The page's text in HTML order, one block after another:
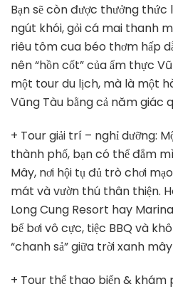
Bạn sẽ còn được thưởng thức
ngút khói, gỏi cá mai thanh
riêu tôm cua béo thơm hấp
nên “hồn cốt” của ẩm thực
một tour du lịch, mà là một
Vũng Tàu bằng cả năm giác
+ Tour giải trí – nghỉ dưỡng:
thành phố, bạn có thể đắm
Mây, nơi hội tụ đủ trò chơi
mát và vườn thú thân thiện.
Long Cung Resort hay
bể bơi vô cực, tiệc BBQ và
“chanh sả” giữa trời xanh
+ Tour thể thao biển & khám